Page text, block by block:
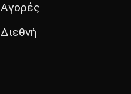
Αγορές
Διεθνή